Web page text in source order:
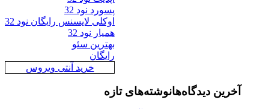
پسورد نود 32
اوکلی لایسنس رایگان نود 32
همیار نود 32
بهترین سئو
خرید آنتی ویروس
نوشته‌های تازهدیدگاه‌ها